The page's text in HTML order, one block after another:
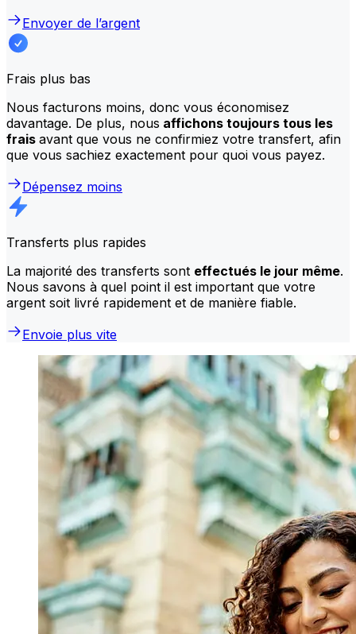
Envoyer de l’argent
Frais plus bas
Nous facturons moins, donc vous économisez
davantage. De plus, nous affichons toujours tous les
frais avant que vous ne confirmiez votre transfert, afin
que vous sachiez exactement pour quoi vous payez.
Dépensez moins
Transferts plus rapides
La majorité des transferts sont effectués le jour même.
Nous savons à quel point il est important que votre
argent soit livré rapidement et de manière fiable.
Envoie plus vite